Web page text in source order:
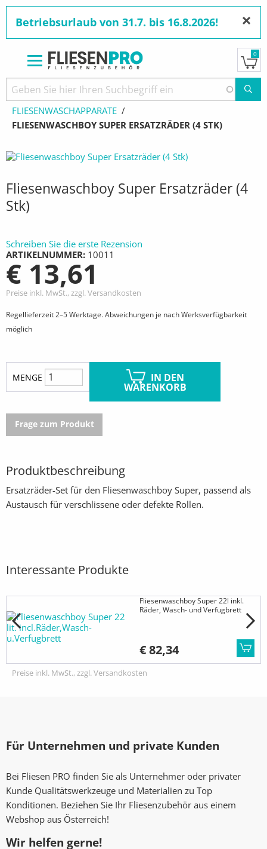
zum
Inhalt
Betriebsurlaub von 31.7. bis 16.8.2026! ×
0
Pfadnavigation
STARTSEITE PRODUKTE
WERKZEUGE
FLIESENWASCHAPPARATE
AKTUELL:
FLIESENWASCHBOY SUPER ERSATZRÄDER (4 STK)
Fliesenwaschboy Super Ersatzräder (4
Stk)
Schreiben Sie die erste Rezension
ARTIKELNUMMER 10011
€ 13,61
Preise inkl. MwSt., zzgl. Versandkosten
Regellieferzeit 2–5 Werktage. Abweichungen je nach Werksverfügbarkeit
möglich
MENGE IN DEN
WARENKORB
Frage zum Produkt
Produktbeschreibung
Ersatzräder-Set für den Fliesenwaschboy Super, passend als
Austausch für verschlissene oder defekte Rollen.
Interessante Produkte
Fliesenwaschboy Super 22l inkl.
Räder, Wasch- und Verfugbrett
€ 82,34
Preise inkl. MwSt., zzgl. Versandkosten
Für Unternehmen und private Kunden
Bei Fliesen PRO finden Sie als Unternehmer oder privater
Kunde Qualitätswerkzeuge und Materialien zu Top
Konditionen. Beziehen Sie Ihr Fliesenzubehör aus einem
Webshop aus Österreich!
Wir helfen gerne!